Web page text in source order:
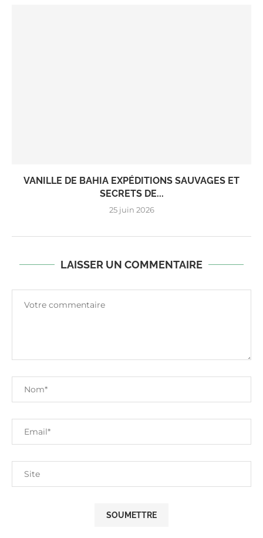
VANILLE DE BAHIA EXPÉDITIONS SAUVAGES ET
SECRETS DE...
25 juin 2026
LAISSER UN COMMENTAIRE